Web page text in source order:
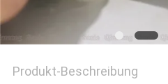
Produkt-Beschreibung